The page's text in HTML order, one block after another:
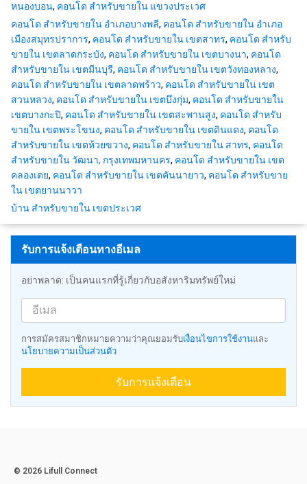
หนองบอน, คอนโด สำหรับขายใน แขวงประเวศ
คอนโด สำหรับขายใน อำเภอบางพลี, คอนโด สำหรับขายใน อำเภอ
เมืองสมุทรปราการ, คอนโด สำหรับขายใน เขตสาทร, คอนโด สำหรับ
ขายใน เขตลาดกระบัง, คอนโด สำหรับขายใน เขตบางนา, คอนโด
สำหรับขายใน เขตมีนบุรี, คอนโด สำหรับขายใน เขตวังทองหลาง,
คอนโด สำหรับขายใน เขตลาดพร้าว, คอนโด สำหรับขายใน เขต
สวนหลวง, คอนโด สำหรับขายใน เขตบึงกุ่ม, คอนโด สำหรับขายใน
เขตบางกะปิ, คอนโด สำหรับขายใน เขตสะพานสูง, คอนโด สำหรับ
ขายใน เขตพระโขนง, คอนโด สำหรับขายใน เขตดินแดง, คอนโด
สำหรับขายใน เขตห้วยขวาง, คอนโด สำหรับขายใน สาทร, คอนโด
สำหรับขายใน วัฒนา, กรุงเทพมหานคร, คอนโด สำหรับขายใน เขต
คลองเตย, คอนโด สำหรับขายใน เขตคันนายาว, คอนโด สำหรับขาย
ใน เขตยานนาวา
บ้าน สำหรับขายใน เขตประเวศ
รับการแจ้งเตือนทางอีเมล
อย่าพลาด: เป็นคนแรกที่รู้เกี่ยวกับอสังหาริมทรัพย์ใหม่
การสมัครสมาชิกหมายความว่าคุณยอมรับเงื่อนไขการใช้งานและ
นโยบายความเป็นส่วนตัว
รับการแจ้งเตือน
© 2026 Lifull Connect